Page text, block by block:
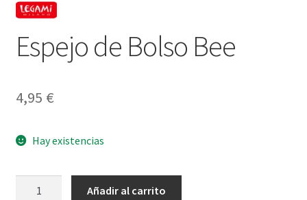
Espejo de Bolso Bee
4,95 €
Hay existencias
Añadir al carrito